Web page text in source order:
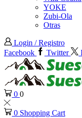
YOKE
Zubi-Ola
Otras
Login / Registro
Facebook
Twitter
0 0
0 Shopping Cart